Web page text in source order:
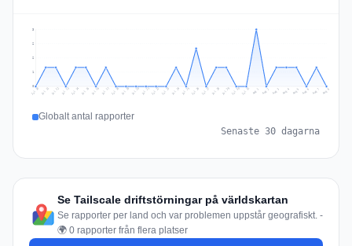
1
2
2
3
Jul 10 Jul 11 Jul 12 Jul 13 Jul 14 Jul 15 Jul 16 Jul 17 Jul 18 Jul 19 Jul 20 Jul 21 Jul 22 Jul 23 Jul 24 Jul 25 Jul 26 Jul 27 Jul 28 Jul 29 Jul 30 Jul 31 Aug 1 Aug 2 Aug 3 Aug 4 Aug 5 Aug 6 Aug 7 Aug 8
Globalt antal rapporter
Senaste 30 dagarna
Se Tailscale driftstörningar på världskartan
Se rapporter per land och var problemen uppstår geografiskt. -
🌍 0 rapporter från flera platser